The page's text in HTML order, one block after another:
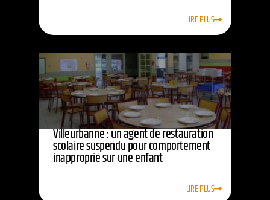
LIRE PLUS
Villeurbanne : un agent de restauration
scolaire suspendu pour comportement
inapproprié sur une enfant
LIRE PLUS